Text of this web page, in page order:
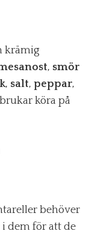
krämig
, smör
, salt, peppar,
köra på
behöver
i dem för att de